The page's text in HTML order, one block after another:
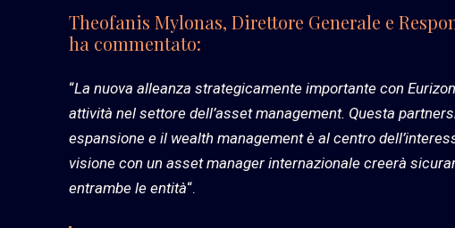
Theofanis Mylonas, Direttore Generale e
ha commentato:
“La nuova alleanza strategicamente importante con
attività nel settore dell’asset management. Questa
espansione e il wealth management è al centro
visione con un asset manager internazionale creerà
entrambe le entità“.